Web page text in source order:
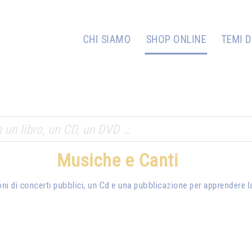
CHI SIAMO SHOP ONLINE TEMI
Musiche e Canti
di concerti pubblici, un Cd e una pubblicazione per apprendere